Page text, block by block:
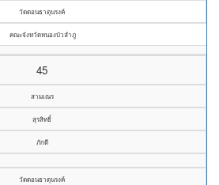
วัดดอนธาตุนรงค์
คณะจังหวัดหนองบัวลำภู
45
สามเณร
สุรสิทธิ์
ภักดี
วัดดอนธาตุนรงค์